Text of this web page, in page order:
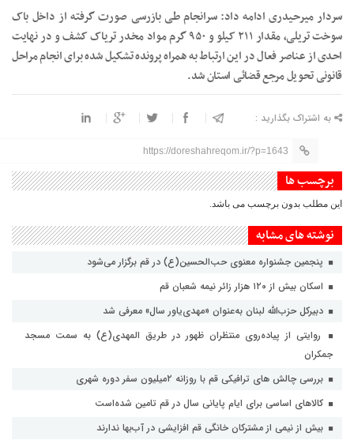
سردار میرحیدری ادامه داد: سرانجام طی بازرسی صورت گرفته از داخل باک
سوخت تریلی، مقدار ۲۱۱ کیلو و ۹۵۰ گرم مواد مخدر تریاک کشف و در نهایت
احدی از عناصر فعال در این ارتباط به همراه پرونده تشکیل شده برای انجام مراحل
قانونی تحویل مرجع قضائی استان شد.
به اشتراک بگذارید :
https://doreshahreqom.ir/?p=1643
برچسب ها
این مطلب بدون برچسب می باشد.
نوشته های مشابه
پنجمین جشنواره معنوی حب‌الحسین(ع) در قم برگزار می‌شود
اسکان بیش از ۱۲۰ هزار زائر نیمه شعبان قم
دبیرکل حزب‌الله لبنان به‌عنوان «مهدی‌یاور سال» معرفی شد
روایتی از پیاده‌روی منتظران ظهور در طریق المهدی(ع) به سمت مسجد
جمکران
بررسی چالش های ترافیکی قم با روزانه ۲میلیون سفر دوره شهری
کالاهای اساسی برای ایام پایانی سال در قم تامین شده‌است
بیش از نیمی از مشترکان خانگی قم افزایشی در آب‌بها ندارند